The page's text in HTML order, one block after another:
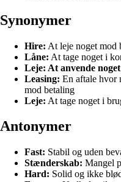
Synonymer
Hire: At leje noget mod
Låne: At tage noget i
Leje: At anvende
Leasing: En aftale hvor
mod betaling
Leje: At tage noget i
Antonymer
Fast: Stabil og uden
Stænderskab: Mangel
Hard: Solid og ikke